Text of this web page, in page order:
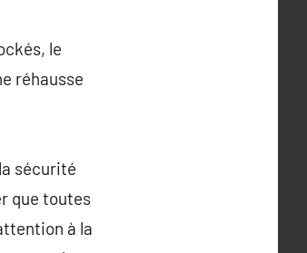
le
réhausse
sécurité
que toutes
à la